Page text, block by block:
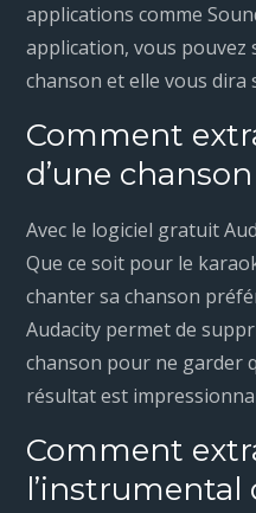
applications comme
application, vous
chanson et elle vous dira
Comment
d’une
Avec le logiciel gratuit
Que ce soit pour le
chanter sa chanson
Audacity permet de
chanson pour ne garder
résultat est
Comment
l’instrumental